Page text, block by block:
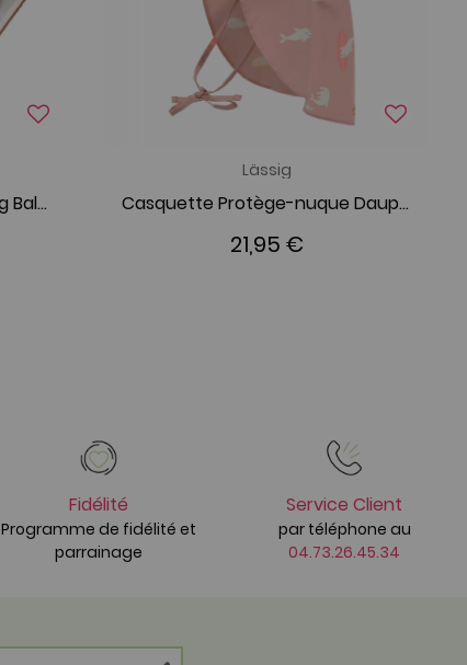
Maillot de bain couche Lässig Baleine caramel
Lässig
Casquette Protège-nuque Dauphin Pêche
21,95 €
Fidélité
Programme de fidélité et
parrainage
Service Client
par téléphone au
04.73.26.45.34